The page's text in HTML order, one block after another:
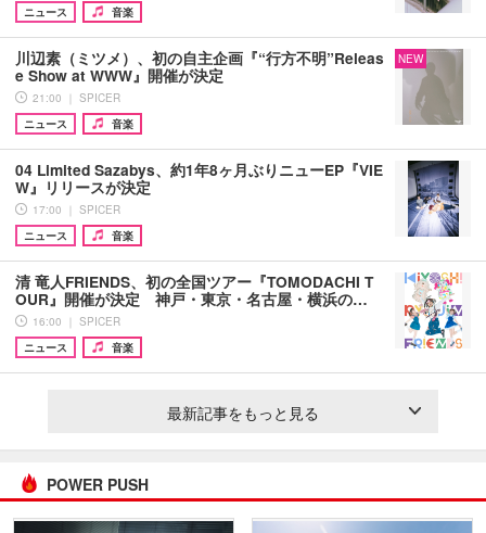
ニュース
音楽
川辺素（ミツメ）、初の自主企画『“行方不明”Releas
e Show at WWW』開催が決定
21:00 ｜ SPICER
ニュース
音楽
NEW
04 Limited Sazabys、約1年8ヶ月ぶりニューEP『VIE
W』リリースが決定
17:00 ｜ SPICER
ニュース
音楽
清 竜人FRIENDS、初の全国ツアー『TOMODACHI T
OUR』開催が決定 神戸・東京・名古屋・横浜の…
16:00 ｜ SPICER
ニュース
音楽
最新記事をもっと見る
POWER PUSH